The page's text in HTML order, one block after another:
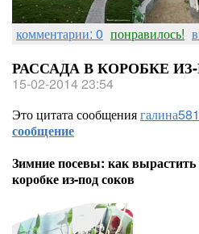
комментарии: 0 понравилось!
РАССАДА В КОРОБКЕ
15-02-2014 23:54
Это цитата сообщения
сообщение
Зимние посевы: как вырастить
коробке из-под соков